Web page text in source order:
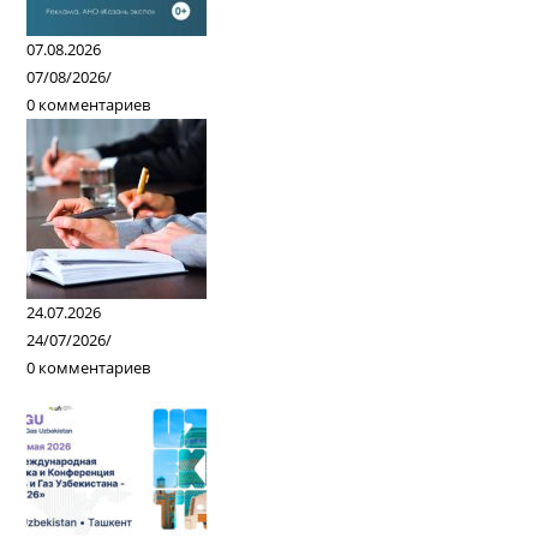
07.08.2026
07/08/2026/
0 комментариев
24.07.2026
24/07/2026/
0 комментариев